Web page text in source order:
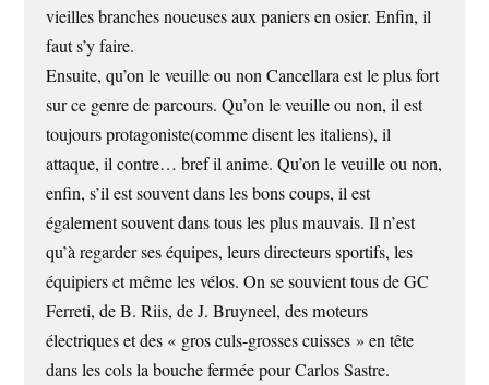
vieilles branches noueuses aux paniers en osier. Enfin, il
faut s’y faire.
Ensuite, qu’on le veuille ou non Cancellara est le plus fort
sur ce genre de parcours. Qu’on le veuille ou non, il est
toujours protagoniste(comme disent les italiens), il
attaque, il contre… bref il anime. Qu’on le veuille ou non,
enfin, s’il est souvent dans les bons coups, il est
également souvent dans tous les plus mauvais. Il n’est
qu’à regarder ses équipes, leurs directeurs sportifs, les
équipiers et même les vélos. On se souvient tous de GC
Ferreti, de B. Riis, de J. Bruyneel, des moteurs
électriques et des « gros culs-grosses cuisses » en tête
dans les cols la bouche fermée pour Carlos Sastre.